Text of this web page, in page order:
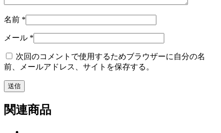
名前 *
メール *
次回のコメントで使用するためブラウザーに自分の名
前、メールアドレス、サイトを保存する。
関連商品